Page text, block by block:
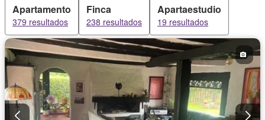
Apartamento
379 resultados
Finca
238 resultados
Apartaestudio
19 resultados